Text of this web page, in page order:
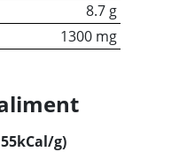
8.7 g
1300 mg
g)